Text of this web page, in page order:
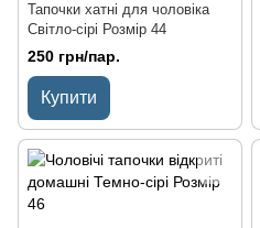
Тапочки хатні для чоловіка
Світло-сірі Розмір 44
250 грн/пар.
Купити